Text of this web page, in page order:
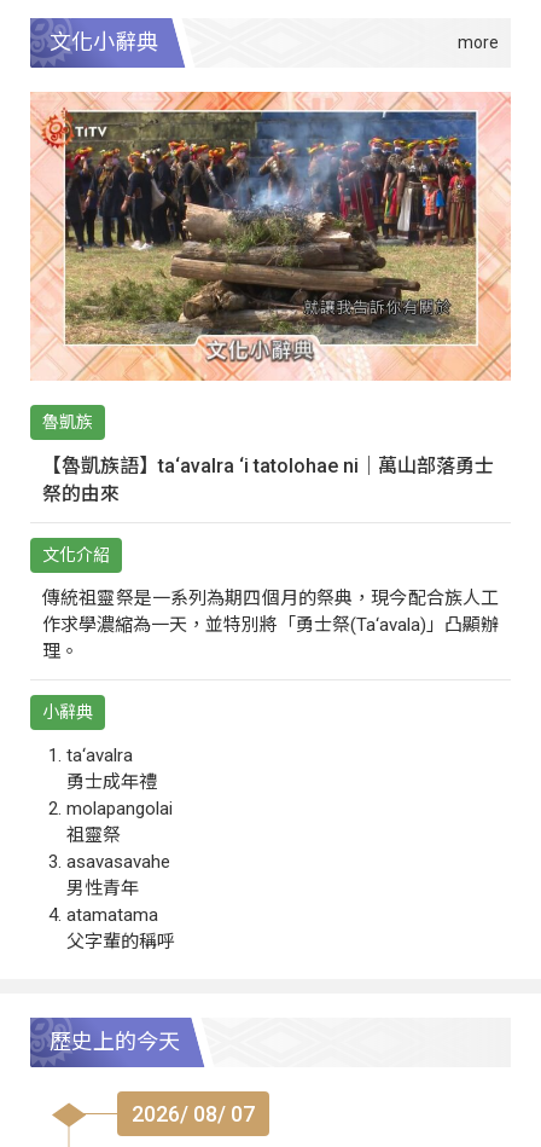
文化小辭典
魯凱族
【魯凱族語】ta‘avalra ‘i tatolohae ni｜萬山部落勇士
祭的由來
文化介紹
傳統祖靈祭是一系列為期四個月的祭典，現今配合族人工
作求學濃縮為一天，並特別將「勇士祭(Ta‘avala)」凸顯辦
理。
小辭典
ta‘avalra
勇士成年禮
molapangolai
祖靈祭
asavasavahe
男性青年
atamatama
父字輩的稱呼
歷史上的今天
2026/ 08/ 07